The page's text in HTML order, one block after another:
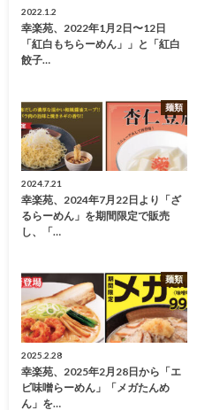
2022.1.2
幸楽苑、2022年1月2日〜12日
「紅白もちらーめん」」と「紅白
餃子…
麺類
2024.7.21
幸楽苑、2024年7月22日より「ざ
るらーめん」を期間限定で販売
し、「…
麺類
2025.2.28
幸楽苑、2025年2月28日から「エ
ビ味噌らーめん」「メガたんめ
ん」を…